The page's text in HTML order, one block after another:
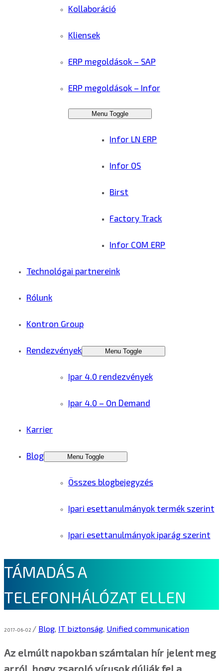
Kollaboráció
Kliensek
ERP megoldások – SAP
ERP megoldások – Infor
Menu Toggle
Infor LN ERP
Infor OS
Birst
Factory Track
Infor COM ERP
Technológai partnereink
Rólunk
Kontron Group
Rendezvények Menu Toggle
Ipar 4.0 rendezvények
Ipar 4.0 – On Demand
Karrier
Blog Menu Toggle
Összes blogbejegyzés
Ipari esettanulmányok termék szerint
Ipari esettanulmányok iparág szerint
TÁMADÁS A
TELEFONHÁLÓZAT ELLEN
2017-06-02 / Blog, IT biztonság, Unified communication
Az elmúlt napokban számtalan hír jelent meg